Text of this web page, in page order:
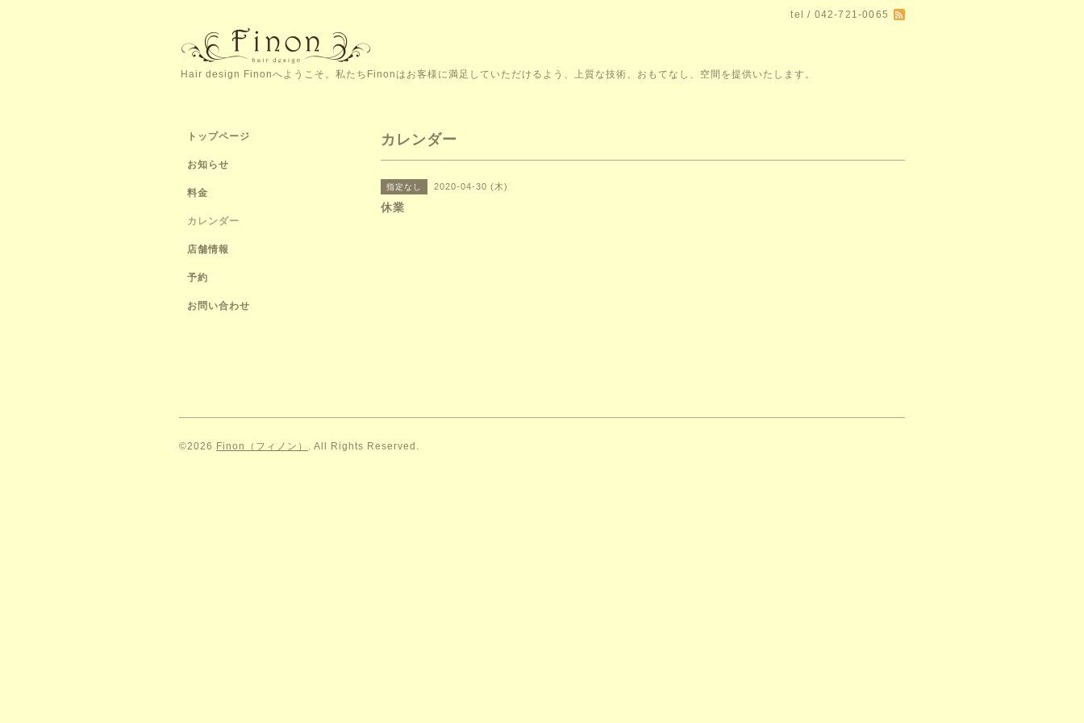
tel / 042-721-0065
Hair design Finonへようこそ。私たちFinonはお客様に満足していただけるよう、上質な技術、おもてなし、空間を提供いたします。
カレンダー
指定なし 2020-04-30 (木)
休業
トップページ
お知らせ
料金
カレンダー
店舗情報
予約
お問い合わせ
©2026 Finon（フィノン） . All Rights Reserved.